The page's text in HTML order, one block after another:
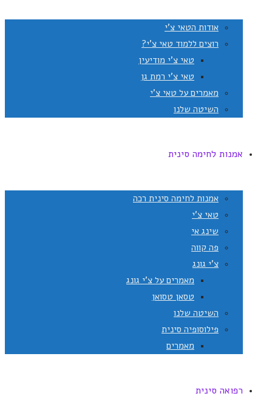
אודות הטאי צ'י
רוצים ללמוד טאי צ'י?
טאי צ'י מודיעין
טאי צ'י רמת גן
מאמרים על טאי צ'י
השיטה שלנו
אמנות לחימה סינית
אמנות לחימה סינית רכה
טאי צ'י
שינג אי
פה קווה
צ'י גונג
מאמרים על צ'י גונג
טסאן טסואן
השיטה שלנו
פילוסופיה סינית
מאמרים
רפואה סינית